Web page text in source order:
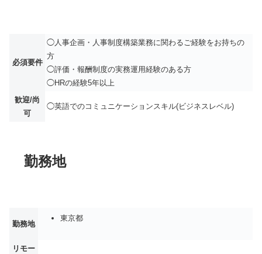
必須要件
◯人事企画・人事制度構築業務に関わるご経験をお持ちの
方
◯評価・報酬制度の実務運用経験のある方
◯HRの経験5年以上
歓迎/尚
可
◯英語でのコミュニケーションスキル(ビジネスレベル)
勤務地
勤務地
東京都
リモー